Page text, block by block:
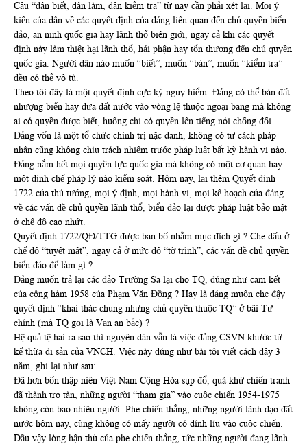
Câu “dân biết, dân làm, dân kiểm tra” từ nay cần phải xét lại. Mọi ý
kiến của dân về các quyết định của đảng liên quan đến chủ quyền biển
đảo, an ninh quốc gia hay lãnh thổ biên giới, ngay cả khi các quyết
định này làm thiệt hại lãnh thổ, hải phận hay tổn thương đến chủ quyền
quốc gia. Người dân nào muốn “biết”, muốn “bàn”, muốn “kiểm tra”
đều có thể vô tù.
Theo tôi đây là một quyết định cực kỳ nguy hiểm. Đảng có thể bán đất
nhượng biển hay đưa đất nước vào vòng lệ thuộc ngoại bang mà không
ai có quyền được biết, huống chi có quyền lên tiếng nói chống đối.
Đảng vốn là một tổ chức chính trị nặc danh, không có tư cách pháp
nhân cũng không chịu trách nhiệm trước pháp luật bất kỳ hành vi nào.
Đảng nắm hết mọi quyền lực quốc gia mà không có một cơ quan hay
một định chế pháp lý nào kiểm soát. Hôm nay, lại thêm Quyết định
1722 của thủ tướng, mọi ý định, mọi hành vi, mọi kế hoạch của đảng
về các vấn đề chủ quyền lãnh thổ, biển đảo lại được pháp luật bảo mật
ở chế độ cao nhứt.
Quyết định 1722/QĐ/TTG được ban bố nhằm mục đích gì ? Che dấu ở
chế độ “tuyệt mật”, ngay cả ở mức độ “tờ trình”, các vấn đề chủ quyền
biển đảo để làm gì ?
Đảng muốn trả lại các đảo Trường Sa lại cho TQ, đúng như cam kết
của công hàm 1958 của Phạm Văn Đồng ? Hay là đảng muốn che đậy
quyết định “khai thác chung nhưng chủ quyền thuộc TQ” ở bãi Tư
chính (mà TQ gọi là Vạn an bắc) ?
Hệ quả tệ hai ra sao thì nguyên dân vẫn là việc đảng CSVN khước từ
kế thừa di sản của VNCH. Việc này đúng như bài tôi viết cách đây 3
năm, ghi lại như sau:
Đã hơn bốn thập niên Việt Nam Cộng Hòa sụp đổ, quá khứ chiến tranh
đã thành tro tàn, những người “tham gia” vào cuộc chiến 1954-1975
không còn bao nhiêu người. Phe chiến thắng, những người lãnh đạo đất
nước hôm nay, cũng không có mấy người có dính líu vào cuộc chiến.
Dầu vậy lòng hận thù của phe chiến thắng, tức những người đang lãnh